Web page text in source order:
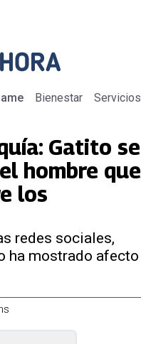
Bienestar Servicios
Gatito se
hombre que
los
redes sociales,
ha mostrado afecto